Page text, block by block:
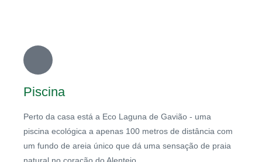
Piscina
Perto da casa está a Eco Laguna de Gavião - uma
piscina ecológica a apenas 100 metros de distância com
um fundo de areia único que dá uma sensação de praia